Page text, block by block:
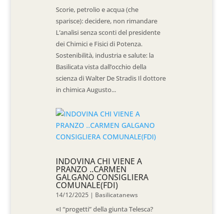
Scorie, petrolio e acqua (che
sparisce): decidere, non rimandare
L’analisi senza sconti del presidente
dei Chimici e Fisici di Potenza.
Sostenibilità, industria e salute: la
Basilicata vista dall’occhio della
scienza di Walter De Stradis Il dottore
in chimica Augusto...
INDOVINA CHI VIENE A
PRANZO ..CARMEN
GALGANO CONSIGLIERA
COMUNALE(FDI)
14/12/2025 | Basilicatanews
«I “progetti” della giunta Telesca?